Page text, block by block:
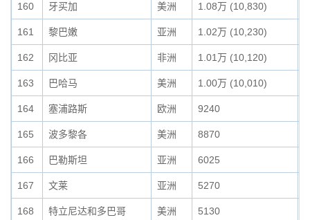
160 牙买加 美洲 1.08万 (10,830)
161 黎巴嫩 亚洲 1.02万 (10,230)
162 冈比亚 非洲 1.01万 (10,120)
163 巴哈马 美洲 1.00万 (10,010)
164 塞浦路斯 欧洲 9240
165 波多黎各 美洲 8870
166 巴勒斯坦 亚洲 6025
167 文莱 亚洲 5270
168 特立尼达和多巴哥 美洲 5130